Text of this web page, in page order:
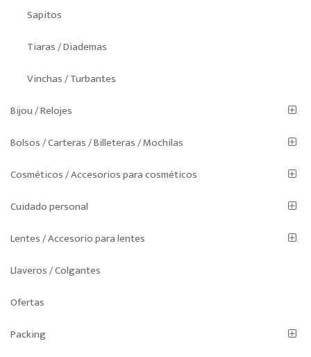
Sapitos
Tiaras / Diademas
Vinchas / Turbantes
Bijou / Relojes
Bolsos / Carteras / Billeteras / Mochilas
Cosméticos / Accesorios para cosméticos
Cuidado personal
Lentes / Accesorio para lentes
Llaveros / Colgantes
Ofertas
Packing